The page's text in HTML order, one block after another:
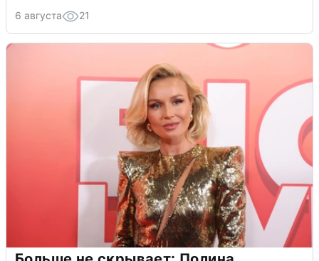
6 августа 21